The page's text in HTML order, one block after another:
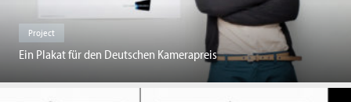
Project
Ein Plakat für den Deutschen Kamerapreis